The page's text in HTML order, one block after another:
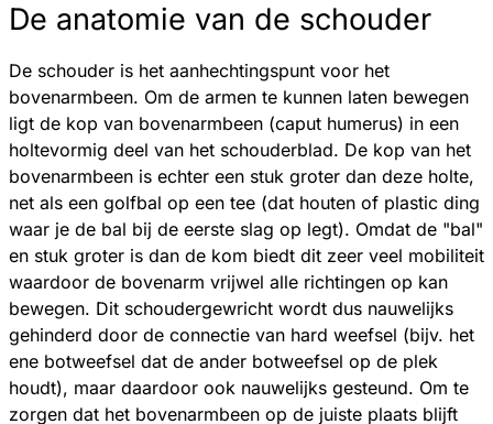
De anatomie van de schouder
De schouder is het aanhechtingspunt voor het
bovenarmbeen. Om de armen te kunnen laten bewegen
ligt de kop van bovenarmbeen (caput humerus) in een
holtevormig deel van het schouderblad. De kop van het
bovenarmbeen is echter een stuk groter dan deze holte,
net als een golfbal op een tee (dat houten of plastic ding
waar je de bal bij de eerste slag op legt). Omdat de "bal"
en stuk groter is dan de kom biedt dit zeer veel mobiliteit
waardoor de bovenarm vrijwel alle richtingen op kan
bewegen. Dit schoudergewricht wordt dus nauwelijks
gehinderd door de connectie van hard weefsel (bijv. het
ene botweefsel dat de ander botweefsel op de plek
houdt), maar daardoor ook nauwelijks gesteund. Om te
zorgen dat het bovenarmbeen op de juiste plaats blijft